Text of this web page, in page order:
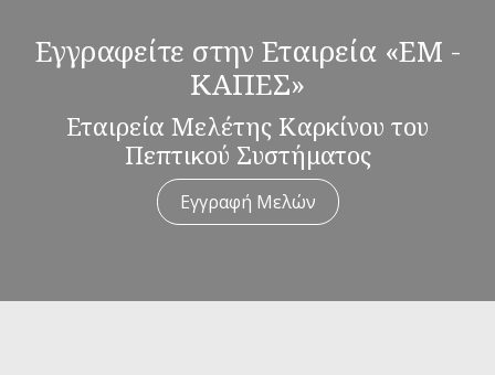
Εγγραφείτε στην Εταιρεία «ΕΜ -
ΚΑΠΕΣ»
Εταιρεία Μελέτης Καρκίνου του
Πεπτικού Συστήματος
Εγγραφή Μελών